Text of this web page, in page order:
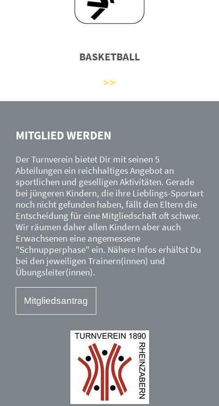
BASKETBALL
MITGLIED WERDEN
Der Turnverein bietet Dir mit seinen 5
Abteilungen ein reichhaltiges Angebot an
sportlichen und geselligen Aktivitäten. Gerade
bei jüngeren Kindern, die ihre Lieblings-Sportart
noch nicht gefunden haben, fällt den Eltern die
Entscheidung für eine Mitgliedschaft oft schwer.
Wir räumen daher allen Kindern aber auch
Erwachsenen eine angemessene
"Schnupperphase" ein. Nähere Infos erhältst Du
bei den jeweiligen Trainern(innen) und
Übungsleiter(innen).
Mitgliedsantrag